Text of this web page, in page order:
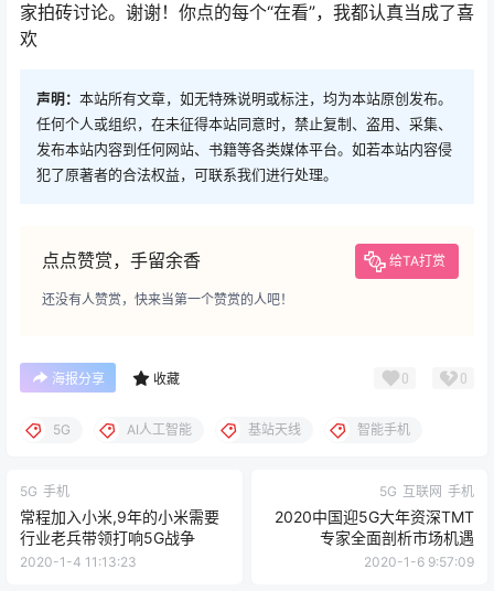
家拍砖讨论。谢谢！你点的每个“在看”，我都认真当成了喜
欢
声明： 本站所有文章，如无特殊说明或标注，均为本站原创发布。
任何个人或组织，在未征得本站同意时，禁止复制、盗用、采集、
发布本站内容到任何网站、书籍等各类媒体平台。如若本站内容侵
犯了原著者的合法权益，可联系我们进行处理。
点点赞赏，手留余香 给TA打赏
还没有人赞赏，快来当第一个赞赏的人吧！
海报分享 收藏 0 0
5G AI人工智能 基站天线 智能手机
5G 手机
常程加入小米,9年的小米需要
行业老兵带领打响5G战争
2020-1-4 11:13:23
5G 互联网 手机
2020中国迎5G大年资深TMT
专家全面剖析市场机遇
2020-1-6 9:57:09